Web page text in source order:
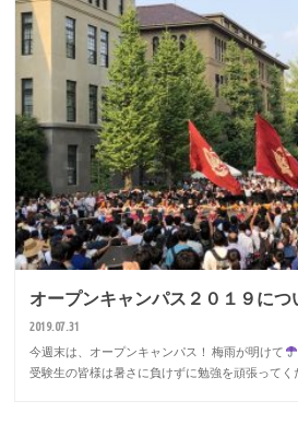
オープンキャンパス２０１９につ
2019.07.31
今週末は、オープンキャンパス！ 梅雨が明けて
受験生の皆様は暑さに負けずに勉強を頑張ってく